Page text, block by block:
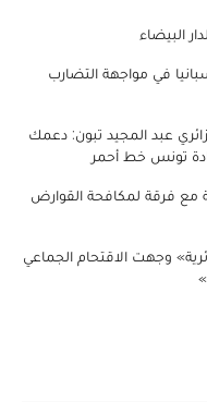
البيضاء
في مواجهة التضارب
عبد المجيد تبون: دعمك
تونس خط أحمر
مع فرقة لمكافحة القوارض
وجهت الاقتحام الجماعي